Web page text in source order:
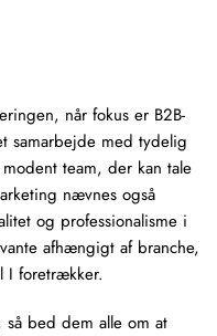
når fokus er B2B-
samarbejde med tydelig
team, der kan tale
nævnes også
og professionalisme i
afhængigt af branche,
I foretrækker.
så bed dem alle om at